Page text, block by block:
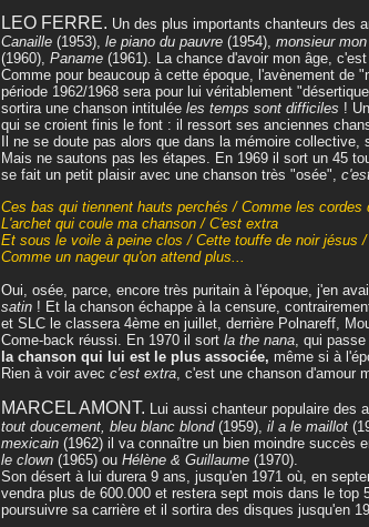
LEO FERRE. Un des plus importants chanteurs des
Canaille (1953), le piano du pauvre (1954), monsieur
(1960), Paname (1961). La chance d'avoir mon âge,
Comme pour beaucoup à cette époque, l'avènement de
période 1962/1968 sera pour lui véritablement
sortira une chanson intitulée les temps sont difficiles !
qui se croient finis le font : il ressort ses anciennes
Il ne se doute pas alors que dans la mémoire
Mais ne sautons pas les étapes. En 1969 il sort un 45
se fait un petit plaisir avec une chanson très "osée",
Ces bas qui tiennent hauts perchés / Comme les
L'archet qui coule ma chanson / C'est extra
Et sous le voile à peine clos / Cette touffe de noir jésus
Comme un nageur qu'on attend plus...
Oui, osée, parce, encore très puritain à l'époque, j'en
satin ! Et la chanson échappe à la censure,
et SLC le classera 4ème en juillet, derrière Polnareff,
Come-back réussi. En 1970 il sort la the nana, qui
la chanson qui lui est le plus associée, même si à
Rien à voir avec c'est extra, c'est une chanson d'amour
MARCEL AMONT. Lui aussi chanteur populaire des
tout doucement, bleu blanc blond(1959), il a le maillot
mexicain (1962) il va connaître un bien moindre succès
le clown (1965) ou Hélène & Guillaume (1970).
Son désert à lui durera 9 ans, jusqu'en 1971 où, en
vendra plus de 600.000 et restera sept mois dans le top
poursuivre sa carrière et il sortira des disques jusqu'en